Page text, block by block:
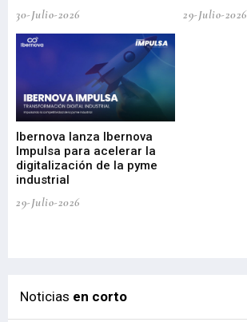
30-Julio-2026
29-Julio-2026
Ibernova lanza Ibernova
Impulsa para acelerar la
digitalización de la pyme
industrial
29-Julio-2026
Noticias en corto